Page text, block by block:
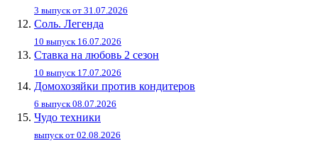
3 выпуск от 31.07.2026
Соль. Легенда
10 выпуск 16.07.2026
Ставка на любовь 2 сезон
10 выпуск 17.07.2026
Домохозяйки против кондитеров
6 выпуск 08.07.2026
Чудо техники
выпуск от 02.08.2026